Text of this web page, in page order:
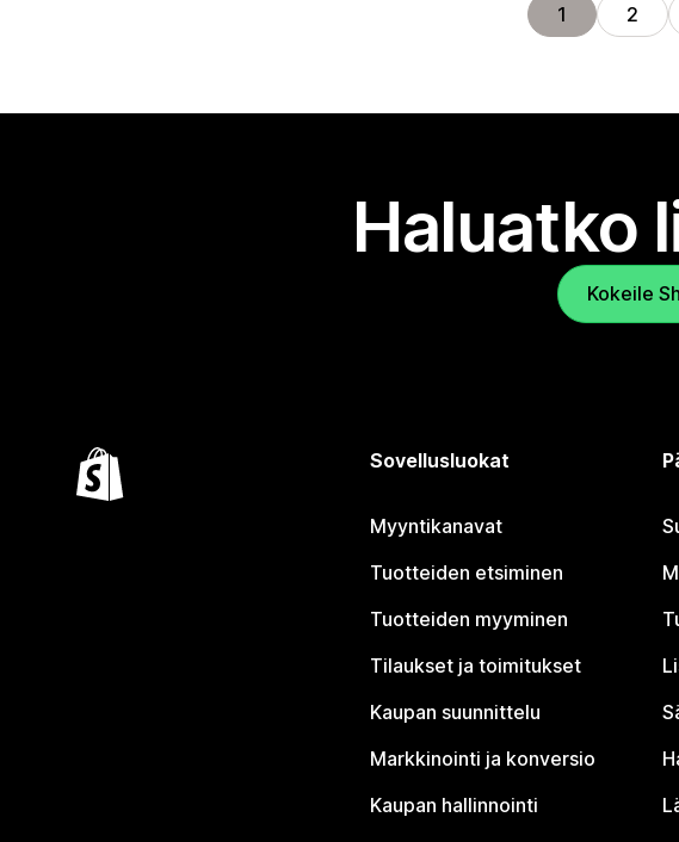
1 2
Haluatko
Kokeile
Sovellusluokat
Myyntikanavat
Tuotteiden etsiminen
Tuotteiden myyminen
Tilaukset ja toimitukset
Kaupan suunnittelu
Markkinointi ja konversio
Kaupan hallinnointi